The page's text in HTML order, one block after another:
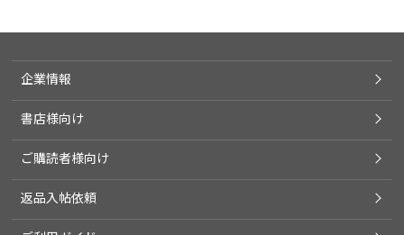
企業情報
書店様向け
ご購読者様向け
返品入帖依頼